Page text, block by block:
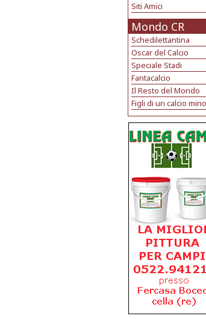
Siti Amici
Mondo CR
Schedilettantina
Oscar del Calcio
Speciale Stadi
Fantacalcio
Il Resto del Mondo
Figli di un calcio